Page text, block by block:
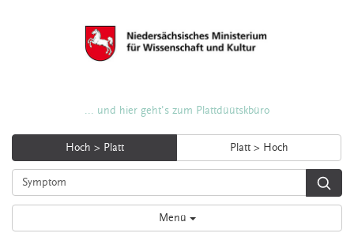
... und hier geht's zum Plattdüütskbüro
Hoch > Platt Platt > Hoch
Menü